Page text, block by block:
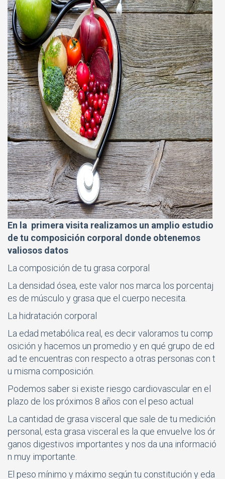
En la primera visita realizamos un amplio estudio
de tu composición corporal donde obtenemos
valiosos datos
La composición de tu grasa corporal
La densidad ósea, este valor nos marca los porcentaj
es de músculo y grasa que el cuerpo necesita.
La hidratación corporal
La edad metabólica real, es decir valoramos tu comp
osición y hacemos un promedio y en qué grupo de ed
ad te encuentras con respecto a otras personas con t
u misma composición.
Podemos saber si existe riesgo cardiovascular en el
plazo de los próximos 8 años con el peso actual
La cantidad de grasa visceral que sale de tu medición
personal, esta grasa visceral es la que envuelve los ór
ganos digestivos importantes y nos da una informació
n muy importante.
El peso mínimo y máximo según tu constitución y eda